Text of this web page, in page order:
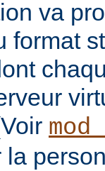
va
format
la